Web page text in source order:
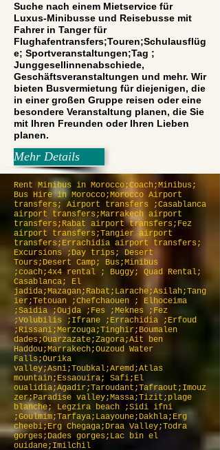
Suche nach einem Mietservice für
Luxus-Minibusse und Reisebusse mit
Fahrer in Tanger für
Flughafentransfers;Touren;Schulausflüg
e; Sportveranstaltungen;Tag ;
Junggesellinnenabschiede,
Geschäftsveranstaltungen und mehr. Wir
bieten Busvermietung für diejenigen, die
in einer großen Gruppe reisen oder eine
besondere Veranstaltung planen, die Sie
mit Ihren Freunden oder Ihren Lieben
planen.
Mehr Details
Rent Minibus in Morocco;Coach;Minibus;
Bus Hire in Morocco;Morocco Airport
transfers; Airport transfers ;Casablanca
airport transfers;Marrakech airport
transfers;Rabat airport transfers;Fez
airport transfers;Tangier airport
transfers;Errachidia airport transfers;
Excursions ;Day trips; Desert
Tours;Desert Camp; Bus;Minibus
;coach;4x4 rental ; Buggy; Quad Rental;
Casablanca; El
jadida;Mazagan;Rabat;Larache;Asilah;Tang
ier;Tetouan ;Chefchaouen ; Elhoceima
;Saidia ;Oujda ;Fes ;Meknes ;Fez
;Volubilis ;Ifrane ;Errachidia ;Erfoud
;Rissani;Merzouga;Tinghir;Boumalen
dades;Ouarzazate;Zagora;Ait ben
Haddou;Marrakech;Ouzoud Water
Falls;Ourika
valley;Asni;Toubkal;Aremd;Atlas
mountain;Essaouira; Safi;El
oualidia;Agadir;Taroudant;Tafraout;Imouz
zer;Paradise valley;Massa;Tizit;plage
blanche; Legzira beach ;Sidi ifni
;Goulmim;Tarfaya;Laayoune;Dakhla;Erg
cheebi;Erg Chegaga;Draa Valley;Todra
gorges;Dades gorges;Lac bin el
ouidane;Imilchil